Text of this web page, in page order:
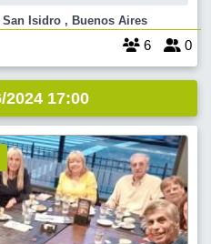
sus habilidades a
San Isidro , Buenos Aires
6 0
2024 17:00